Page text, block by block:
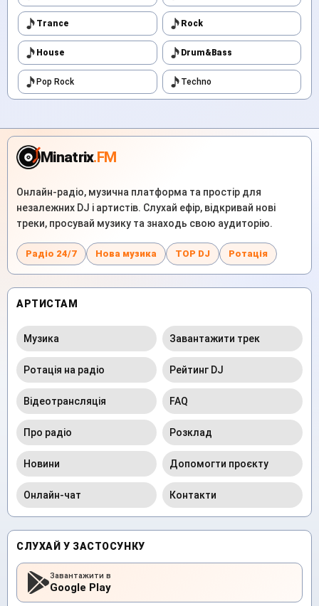
Trance Rock
House Drum&Bass
Pop Rock Techno
Minatrix.FM
Онлайн-радіо, музична платформа та простір для
незалежних DJ і артистів. Слухай ефір, відкривай нові
треки, просувай музику та знаходь свою аудиторію.
Радіо 24/7 Нова музика TOP DJ Ротація
АРТИСТАМ
Музика Завантажити трек
Ротація на радіо Рейтинг DJ
Відеотрансляція FAQ
Про радіо Розклад
Новини Допомогти проєкту
Онлайн-чат Контакти
СЛУХАЙ У ЗАСТОСУНКУ
Завантажити в
Google Play